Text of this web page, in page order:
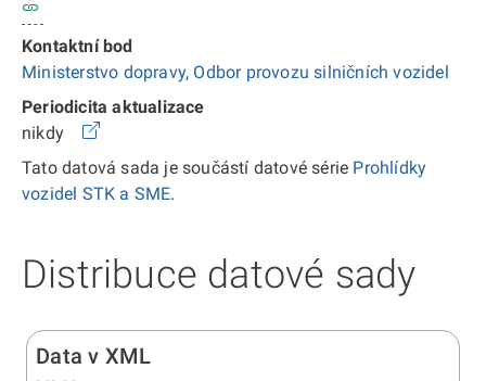
Kontaktní bod
Ministerstvo dopravy, Odbor provozu silničních vozidel
Periodicita aktualizace
nikdy
Tato datová sada je součástí datové série Prohlídky
vozidel STK a SME.
Distribuce datové sady
Data v XML